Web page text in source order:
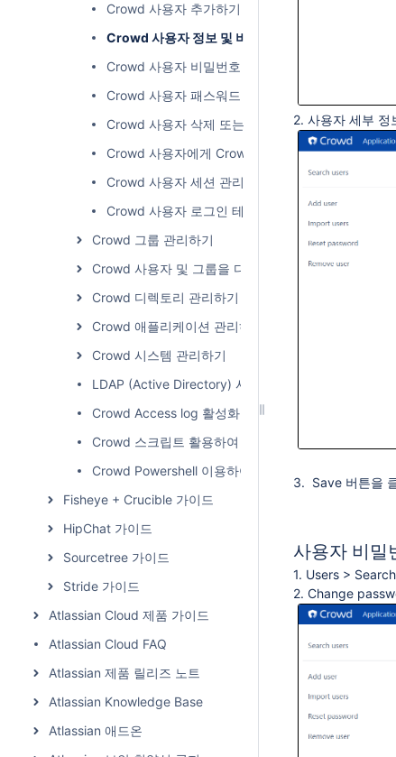
Crowd 사용자 추가하기
Crowd 사용자 정보 및 비밀번호 변경하기
Crowd 사용자 비밀번호 정책 적용하기
Crowd 사용자 패스워드 정책
Crowd 사용자 삭제 또는 비활성화하기
Crowd 사용자에게 Crowd 사용자 권한 주기
Crowd 사용자 세션 관리하기
Crowd 사용자 로그인 테스트하기
Crowd 그룹 관리하기
Crowd 사용자 및 그룹을 디렉토리로 가져오기
Crowd 디렉토리 관리하기
Crowd 애플리케이션 관리하기
Crowd 시스템 관리하기
LDAP (Active Directory) 사용자 그룹 필터링
Crowd Access log 활성화 하기
Crowd 스크립트 활용하여 사용자 비활성화 및 그룹 삭
Crowd Powershell 이용하여 Excel로 사용자 생성 및
Fisheye + Crucible 가이드
HipChat 가이드
Sourcetree 가이드
Stride 가이드
Atlassian Cloud 제품 가이드
Atlassian Cloud FAQ
Atlassian 제품 릴리즈 노트
Atlassian Knowledge Base
Atlassian 애드온
2. 사용자 세부 정
3. Save 버튼을
사용자 비밀
1. Users >
2. Change